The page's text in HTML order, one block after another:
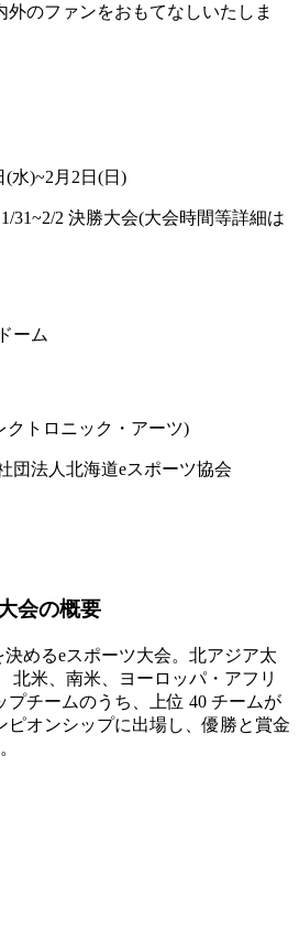
外のファンをおもてなしいたしま
(水)~2月2日(日)
31~2/2 決勝大会(大会時間等詳細は
ーム
クトロニック・アーツ)
団法人北海道eスポーツ協会
会の概要
決めるeスポーツ大会。北アジア太
北米、南米、ヨーロッパ・アフリ
プチームのうち、上位 40 チームが
ピオンシップに出場し、優勝と賞金